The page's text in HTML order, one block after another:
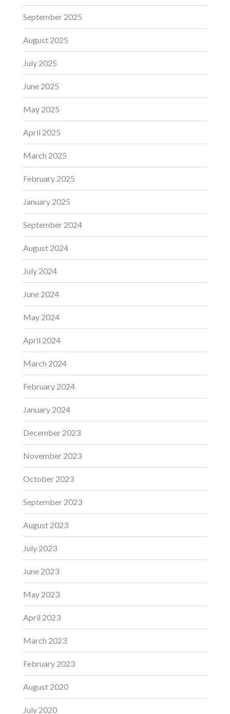
September 2025
August 2025
July 2025
June 2025
May 2025
April 2025
March 2025
February 2025
January 2025
September 2024
August 2024
July 2024
June 2024
May 2024
April 2024
March 2024
February 2024
January 2024
December 2023
November 2023
October 2023
September 2023
August 2023
July 2023
June 2023
May 2023
April 2023
March 2023
February 2023
August 2020
July 2020